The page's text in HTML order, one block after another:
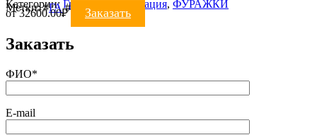
Категории: Гражданская авиация, ФУРАЖКИ
Метки:#ГА# фуражки
от32600.00₽ Заказать
Заказать
ФИО*
E-mail